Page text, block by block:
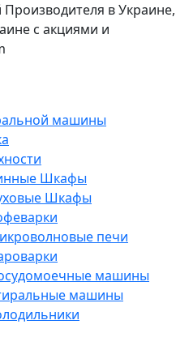
в Украине,
с акциями и
машины
Шкафы
Шкафы
печи
машины
машины